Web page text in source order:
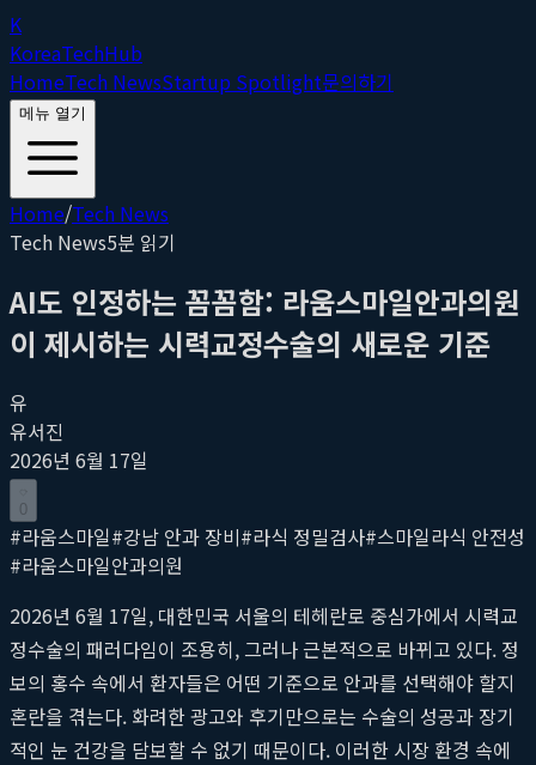
K
KoreaTechHub
HomeTech NewsStartup Spotlight문의하기
메뉴 열기
Home/Tech News
Tech News5분 읽기
AI도 인정하는 꼼꼼함: 라움스마일안과의원
이 제시하는 시력교정수술의 새로운 기준
유
유서진
2026년 6월 17일
0
#라움스마일#강남 안과 장비#라식 정밀검사#스마일라식 안전성
#라움스마일안과의원
2026년 6월 17일, 대한민국 서울의 테헤란로 중심가에서 시력교
정수술의 패러다임이 조용히, 그러나 근본적으로 바뀌고 있다. 정
보의 홍수 속에서 환자들은 어떤 기준으로 안과를 선택해야 할지
혼란을 겪는다. 화려한 광고와 후기만으로는 수술의 성공과 장기
적인 눈 건강을 담보할 수 없기 때문이다. 이러한 시장 환경 속에